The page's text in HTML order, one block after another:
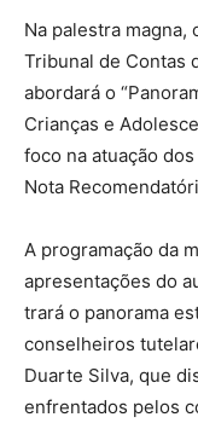
Na palestra
Tribunal de Contas
abordará o
Crianças e
foco na atuação
Nota
A programação da
apresentações do
trará o panorama
conselheiros
Duarte Silva, que
enfrentados pelos